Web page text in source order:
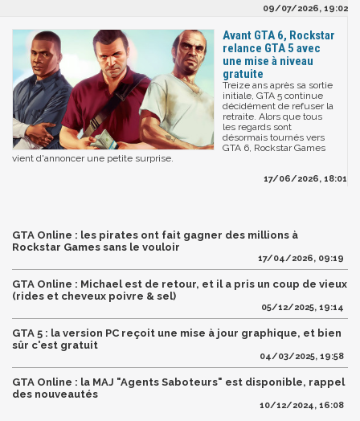
09/07/2026, 19:02
Avant GTA 6, Rockstar
relance GTA 5 avec
une mise à niveau
gratuite
Treize ans après sa sortie
initiale, GTA 5 continue
décidément de refuser la
retraite. Alors que tous
les regards sont
désormais tournés vers
GTA 6, Rockstar Games
vient d'annoncer une petite surprise.
17/06/2026, 18:01
GTA Online : les pirates ont fait gagner des millions à
Rockstar Games sans le vouloir
17/04/2026, 09:19
GTA Online : Michael est de retour, et il a pris un coup de vieux
(rides et cheveux poivre & sel)
05/12/2025, 19:14
GTA 5 : la version PC reçoit une mise à jour graphique, et bien
sûr c'est gratuit
04/03/2025, 19:58
GTA Online : la MAJ "Agents Saboteurs" est disponible, rappel
des nouveautés
10/12/2024, 16:08